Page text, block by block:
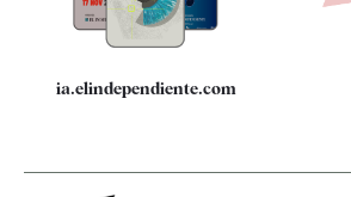
ia.elindependiente.com